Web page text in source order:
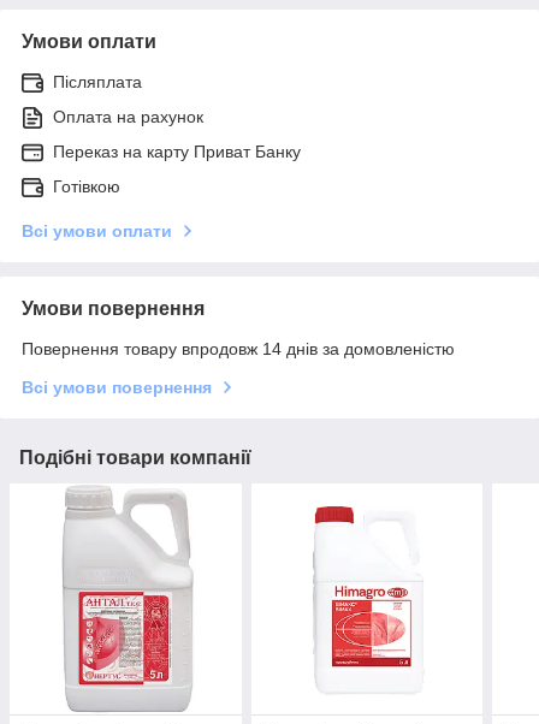
Умови оплати
Післяплата
Оплата на рахунок
Переказ на карту Приват Банку
Готівкою
Всі умови оплати
Умови повернення
Повернення товару впродовж 14 днів за домовленістю
Всі умови повернення
Подібні товари компанії